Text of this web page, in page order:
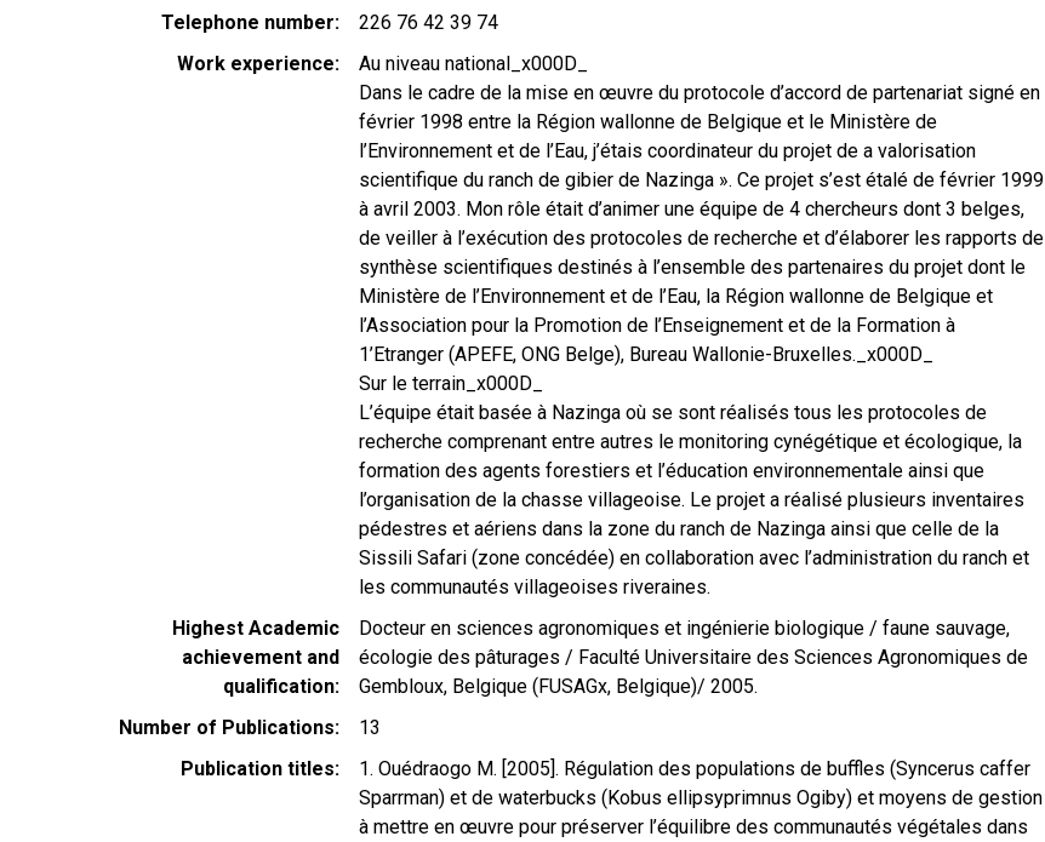
Telephone number
226 76 42 39 74
Work experience
Au niveau national_x000D_
Dans le cadre de la mise en œuvre du protocole d’accord de partenariat signé en
février 1998 entre la Région wallonne de Belgique et le Ministère de
l’Environnement et de l’Eau, j’étais coordinateur du projet de a valorisation
scientifique du ranch de gibier de Nazinga ». Ce projet s’est étalé de février 1999
à avril 2003. Mon rôle était d’animer une équipe de 4 chercheurs dont 3 belges,
de veiller à l’exécution des protocoles de recherche et d’élaborer les rapports de
synthèse scientifiques destinés à l’ensemble des partenaires du projet dont le
Ministère de l’Environnement et de l’Eau, la Région wallonne de Belgique et
l’Association pour la Promotion de l’Enseignement et de la Formation à
1’Etranger (APEFE, ONG Belge), Bureau Wallonie-Bruxelles._x000D_
Sur le terrain_x000D_
L’équipe était basée à Nazinga où se sont réalisés tous les protocoles de
recherche comprenant entre autres le monitoring cynégétique et écologique, la
formation des agents forestiers et l’éducation environnementale ainsi que
l’organisation de la chasse villageoise. Le projet a réalisé plusieurs inventaires
pédestres et aériens dans la zone du ranch de Nazinga ainsi que celle de la
Sissili Safari (zone concédée) en collaboration avec l’administration du ranch et
les communautés villageoises riveraines.
Highest Academic
achievement and
qualification
Docteur en sciences agronomiques et ingénierie biologique / faune sauvage,
écologie des pâturages / Faculté Universitaire des Sciences Agronomiques de
Gembloux, Belgique (FUSAGx, Belgique)/ 2005.
Number of Publications
13
Publication titles
1. Ouédraogo M. [2005]. Régulation des populations de buffles (Syncerus caffer
Sparrman) et de waterbucks (Kobus ellipsyprimnus Ogiby) et moyens de gestion
à mettre en œuvre pour préserver l’équilibre des communautés végétales dans